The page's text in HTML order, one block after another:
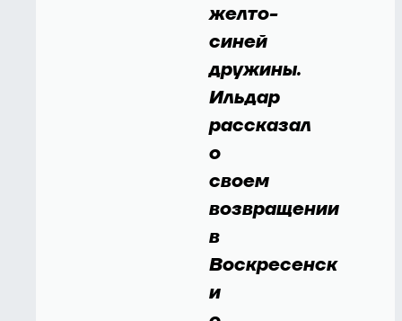
желто-
синей
дружины.
Ильдар
рассказал
о
своем
возвращении
в
Воскресенск
и